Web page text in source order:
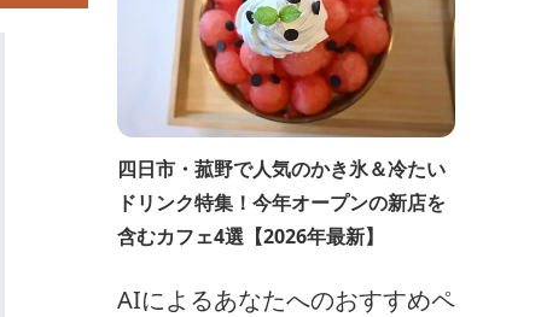
四日市・菰野で人気のかき氷＆冷たい
ドリンク特集！今年オープンの新店を
含むカフェ4選【2026年最新】
AIによるあなたへのおすすめペ